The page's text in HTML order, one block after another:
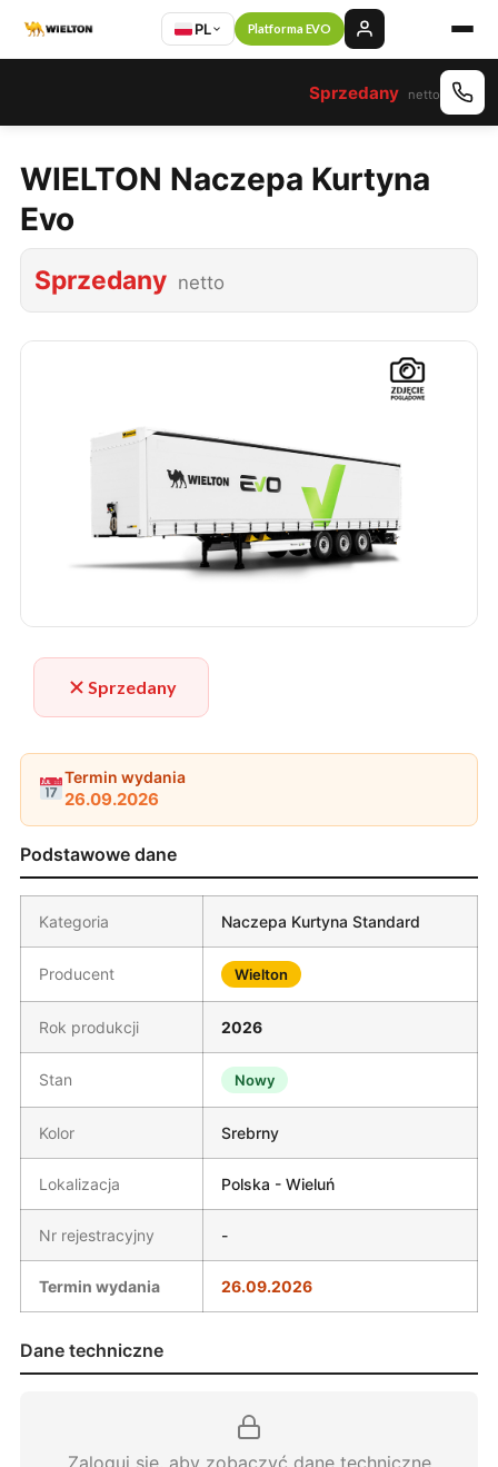
PL Platforma EVO
Sprzedany netto
WIELTON Naczepa Kurtyna
Evo
Sprzedany netto
Sprzedany
Termin wydania
26.09.2026
Podstawowe dane
Kategoria Naczepa Kurtyna Standard
Producent Wielton
Rok produkcji 2026
Stan Nowy
Kolor Srebrny
Lokalizacja Polska - Wieluń
Nr rejestracyjny -
Termin wydania 26.09.2026
Dane techniczne
Zaloguj się, aby zobaczyć dane techniczne